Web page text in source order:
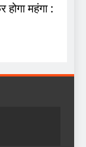
महंगा :